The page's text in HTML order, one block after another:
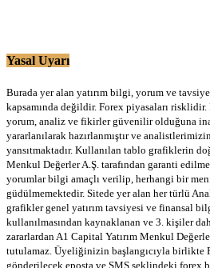
Yasal Uyarı
Burada yer alan yatırım bilgi, yorum ve
kapsamında değildir. Forex piyasaları
yorum, analiz ve fikirler güvenilir olduğuna
yararlanılarak hazırlanmıştır ve
yansıtmaktadır. Kullanılan tablo grafiklerin
Menkul Değerler A.Ş. tarafından garanti
yorumlar bilgi amaçlı verilip, herhangi bir
güdülmemektedir. Sitede yer alan her türlü
grafikler genel yatırım tavsiyesi ve finansal
kullanılmasından kaynaklanan ve 3. kişiler
zararlardan A1 Capital Yatırım Menkul
tutulamaz. Üyeliğinizin başlangıcıyla birlikte
gönderilecek eposta ve SMS şeklindeki forex